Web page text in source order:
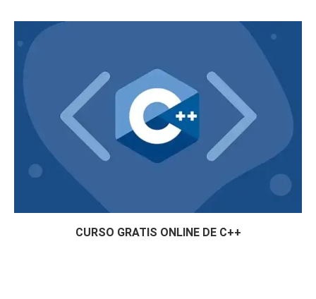
CURSO GRATIS ONLINE DE C++